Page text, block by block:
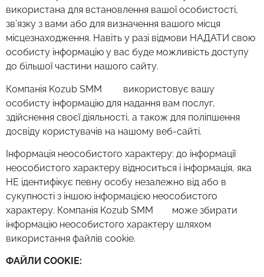
використана для встановлення вашої особистості,
зв’язку з вами або для визначення вашого місця
місцезнаходження. Навіть у разі відмови НАДАТИ свою
особисту інформацію у вас буде можливість доступу
до більшої частини нашого сайту.
Компанія Kozub SMM використовує вашу
особисту інформацію для надання вам послуг,
здійснення своєї діяльності, а також для поліпшення
досвіду користувачів на нашому веб-сайті.
Інформація неособистого характеру: до інформації
неособистого характеру відноситься і інформація, яка
НЕ ідентифікує певну особу незалежно від або в
сукупності з іншою інформацією неособистого
характеру. Компанія Kozub SMM може збирати
інформацію неособистого характеру шляхом
використання файлів cookie.
ФАЙЛИ COOKIE: